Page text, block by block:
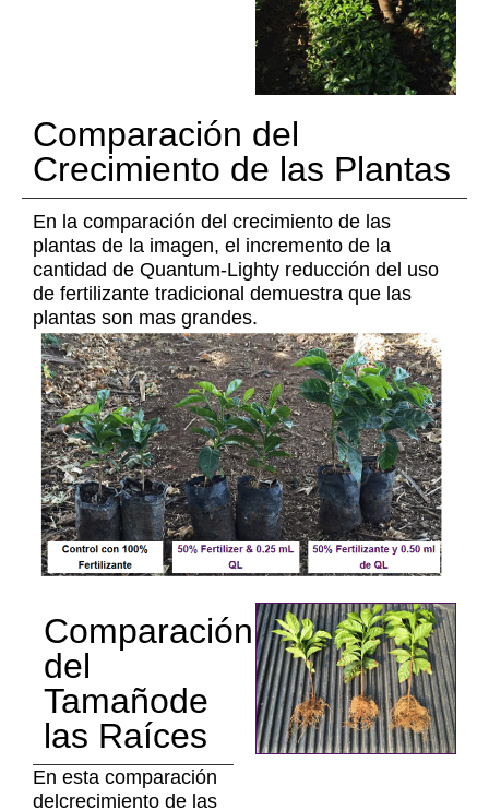
Comparación del
Crecimiento de las Plantas
En la comparación del crecimiento de las
plantas de la imagen, el incremento de la
cantidad de Quantum-Lighty reducción del uso
de fertilizante tradicional demuestra que las
plantas son mas grandes.
Comparación
del
Tamañode
las Raíces
En esta comparación
delcrecimiento de las